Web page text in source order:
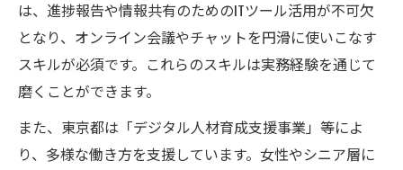
は、進捗報告や情報共有のためのITツール活用が不可欠
となり、オンライン会議やチャットを円滑に使いこなす
スキルが必須です。これらのスキルは実務経験を通じて
磨くことができます。
また、東京都は「デジタル人材育成支援事業」等によ
り、多様な働き方を支援しています。女性やシニア層に